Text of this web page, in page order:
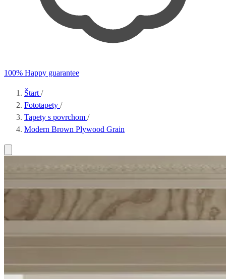
100% Happy guarantee
Štart /
Fototapety /
Tapety s povrchom /
Modern Brown Plywood Grain